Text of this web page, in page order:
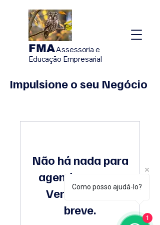
FMAAssessoria e
Educação Empresarial
Impulsione o seu Negócio
Não há nada para
agendar agora.
Verifique em
breve.
Como posso ajudá-lo?
1